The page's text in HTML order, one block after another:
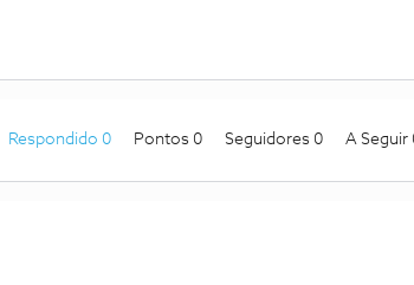
Respondido 0 Pontos 0 Seguidores 0 A Seguir